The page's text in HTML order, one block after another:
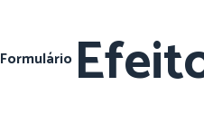
Formulário